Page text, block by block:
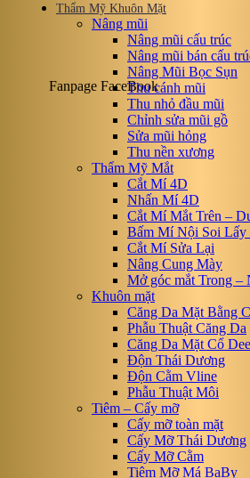
Fanpage FaceBook
Thẩm Mỹ Khuôn Mặt
Nâng mũi
Nâng mũi cấu trúc
Nâng mũi bán cấu
Nâng Mũi Bọc Sụn
Thu cánh mũi
Thu nhỏ đầu mũi
Chỉnh sửa mũi gồ
Sửa mũi hỏng
Thu nền xương
Thẩm Mỹ Mắt
Cắt Mí 4D
Nhấn Mí 4D
Cắt Mí Mắt Trên –
Bấm Mí Nội Soi Lấy
Cắt Mí Sửa Lại
Nâng Cung Mày
Mở góc mắt Trong –
Khuôn mặt
Căng Da Mặt Bằng
Phẫu Thuật Căng Da
Căng Da Mặt Cổ
Độn Thái Dương
Độn Cằm Vline
Phẫu Thuật Môi
Tiêm – Cấy mỡ
Cấy mỡ toàn mặt
Cấy Mỡ Thái Dương
Cấy Mỡ Cằm
Tiêm Mỡ Má BaBy